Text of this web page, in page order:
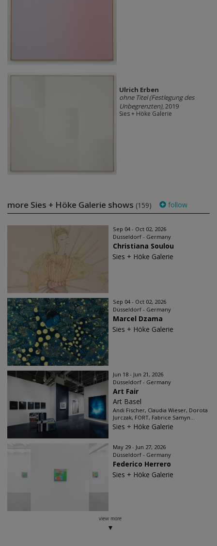
Ulrich Erben
ohne Titel (Festlegung des
Unbegrenzten), 2019
Sies + Höke Galerie
more Sies + Höke Galerie shows (159) follow
Sep 04 - Oct 02, 2026
Düsseldorf - Germany
Christiana Soulou
Sies + Höke Galerie
Sep 04 - Oct 02, 2026
Düsseldorf - Germany
Marcel Dzama
Sies + Höke Galerie
Jun 18 - Jun 21, 2026
Düsseldorf - Germany
Art Fair
Art Basel
Andi Fischer, Claudia Wieser, Dorota
Jurczak, FORT, Fabrice Samyn...
Sies + Höke Galerie
May 29 - Jun 27, 2026
Düsseldorf - Germany
Federico Herrero
Sies + Höke Galerie
view more